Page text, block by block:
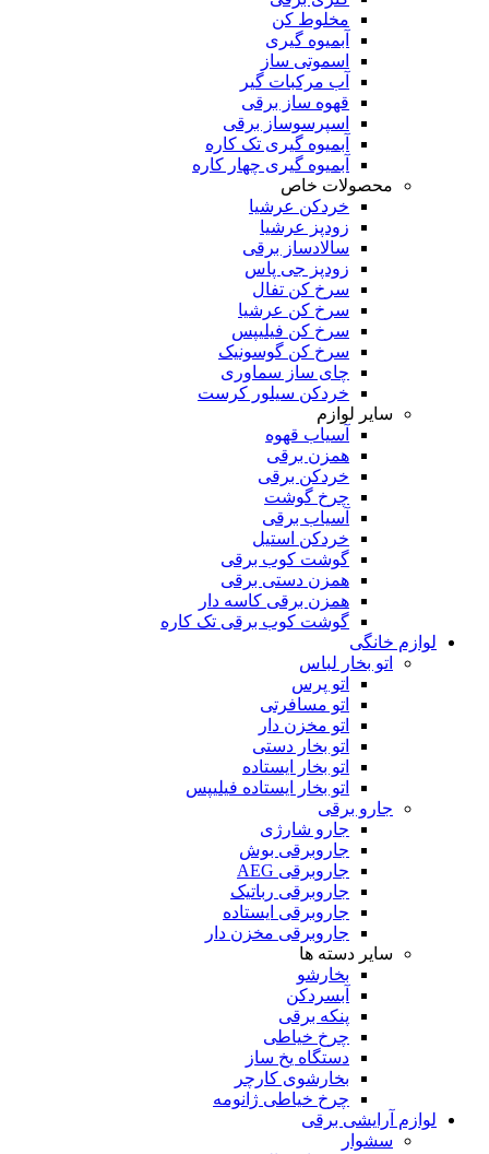
مخلوط کن
آبمیوه گیری
اسموتی ساز
آب مرکبات گیر
قهوه ساز برقی
اسپرسوساز برقی
آبمیوه گیری تک کاره
آبمیوه گیری چهار کاره
محصولات خاص
خردکن عرشیا
زودپز عرشیا
سالادساز برقی
زودپز جی پاس
سرخ کن تفال
سرخ کن عرشیا
سرخ کن فیلیپس
سرخ کن گوسونیک
چای ساز سماوری
خردکن سیلور کرست
سایر لوازم
آسیاب قهوه
همزن برقی
خردکن برقی
چرخ گوشت
آسیاب برقی
خردکن استیل
گوشت کوب برقی
همزن دستی برقی
همزن برقی کاسه دار
گوشت کوب برقی تک کاره
لوازم خانگی
اتو بخار لباس
اتو پرس
اتو مسافرتی
اتو مخزن دار
اتو بخار دستی
اتو بخار ایستاده
اتو بخار ایستاده فیلیپس
جارو برقی
جارو شارژی
جاروبرقی بوش
جاروبرقی AEG
جاروبرقی رباتیک
جاروبرقی ایستاده
جاروبرقی مخزن دار
سایر دسته ها
بخارشو
آبسردکن
پنکه برقی
چرخ خیاطی
دستگاه یخ ساز
بخارشوی کارچر
چرخ خیاطی ژانومه
لوازم آرایشی برقی
سشوار